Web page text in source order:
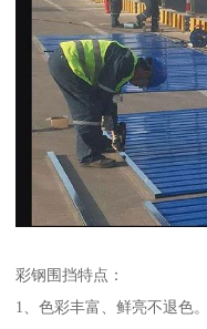
彩钢围挡特点：
1、色彩丰富、鲜亮不退色。